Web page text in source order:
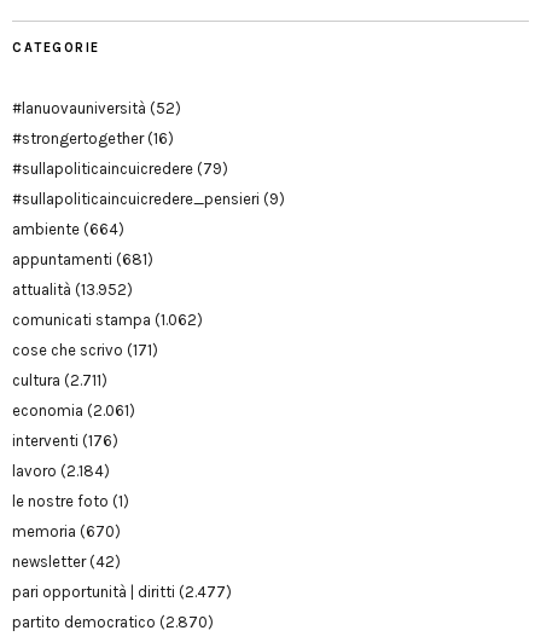
CATEGORIE
#lanuovauniversità (52)
#strongertogether(16)
#sullapoliticaincuicredere (79)
#sullapoliticaincuicredere_pensieri (9)
ambiente (664)
appuntamenti (681)
attualità (13.952)
comunicati stampa (1.062)
cose che scrivo (171)
cultura (2.711)
economia (2.061)
interventi (176)
lavoro (2.184)
le nostre foto (1)
memoria (670)
newsletter(42)
pari opportunità | diritti (2.477)
partito democratico (2.870)